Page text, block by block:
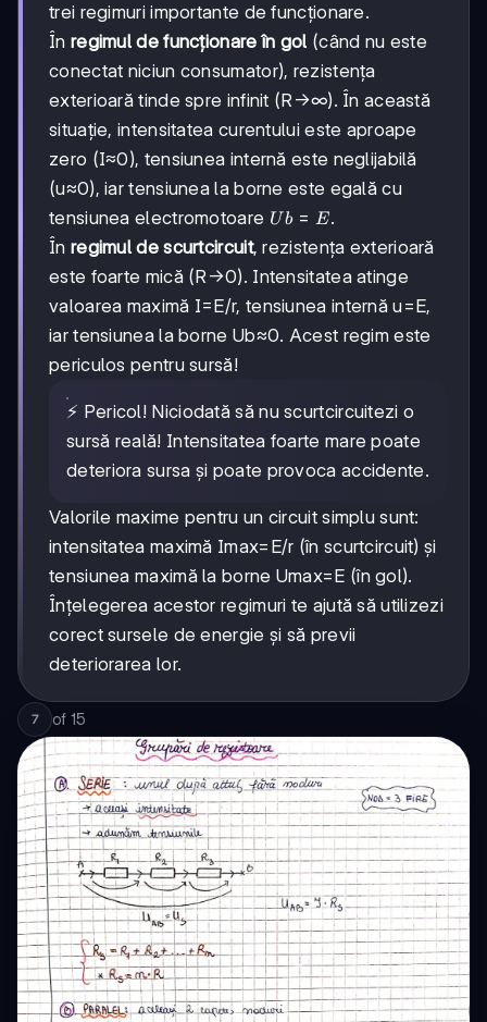
trei regimuri importante de funcționare.
În regimul de funcționare în gol (când nu este
conectat niciun consumator), rezistența
exterioară tinde spre infinit (R→∞). În această
situație, intensitatea curentului este aproape
zero (I≈0), tensiunea internă este neglijabilă
(u≈0), iar tensiunea la borne este egală cu
tensiunea electromotoare Ub=E
Ub = E.
În regimul de scurtcircuit, rezistența exterioară
este foarte mică (R→0). Intensitatea atinge
valoarea maximă I=E/r, tensiunea internă u=E,
iar tensiunea la borne Ub≈0. Acest regim este
periculos pentru sursă!
⚡ Pericol! Niciodată să nu scurtcircuitezi o
sursă reală! Intensitatea foarte mare poate
deteriora sursa și poate provoca accidente.
Valorile maxime pentru un circuit simplu sunt:
intensitatea maximă Imax=E/r (în scurtcircuit) și
tensiunea maximă la borne Umax=E (în gol).
Înțelegerea acestor regimuri te ajută să utilizezi
corect sursele de energie și să previi
deteriorarea lor.
7 of 15